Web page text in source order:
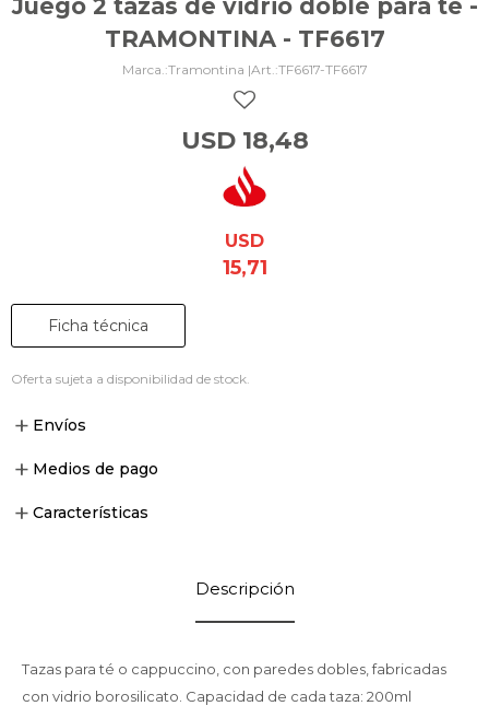
Juego 2 tazas de vidrio doble para té -
TRAMONTINA - TF6617
Tramontina | TF6617-TF6617
USD 18,48
USD
15,71
Ficha técnica
Oferta sujeta a disponibilidad de stock.
Envíos
Medios de pago
Características
Descripción
Tazas para té o cappuccino, con paredes dobles, fabricadas
con vidrio borosilicato. Capacidad de cada taza: 200ml